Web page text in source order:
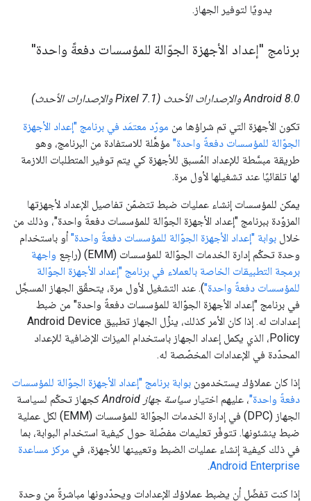
يدويًا لتوفير الجهاز.
برنامج "إعداد الأجهزة الجوّالة للمؤسسات دفعةً واحدة"
Android 8.0 والإصدارات الأحدث (Pixel 7.1 والإصدارات الأحدث)
تكون الأجهزة التي تم شراؤها من مورّد معتمَد في برنامج "إعداد الأجهزة
الجوّالة للمؤسسات دفعةً واحدة" مؤهَّلة للاستفادة من البرنامج، وهو
طريقة مبسَّطة للإعداد المُسبق للأجهزة كي يتم توفير المتطلبات اللازمة
لها تلقائيًا عند تشغيلها لأول مرة.
يمكن للمؤسسات إنشاء عمليات ضبط تتضمّن تفاصيل الإعداد لأجهزتها
المزوّدة ببرنامج "إعداد الأجهزة الجوّالة للمؤسسات دفعةً واحدة"، وذلك من
خلال بوابة "إعداد الأجهزة الجوّالة للمؤسسات دفعةً واحدة"أو باستخدام
وحدة تحكّم إدارة الخدمات الجوّالة للمؤسسات (EMM) (راجِع
واجهة
برمجة التطبيقات الخاصة بالعملاء في برنامج "إعداد الأجهزة الجوّالة
للمؤسسات دفعةً واحدة"). عند التشغيل لأول مرة، يتحقّق الجهاز المسجَّل
في برنامج "إعداد الأجهزة الجوّالة للمؤسسات دفعةً واحدة" من ضبط
إعدادات له. إذا كان الأمر كذلك، ينزِّل الجهاز تطبيق Android Device
Policy، الذي يكمل إعداد الجهاز باستخدام الميزات الإضافية للإعداد
المحدّدة في الإعدادات المخصّصة له.
إذا كان عملاؤك يستخدمون بوابة برنامج "إعداد الأجهزة الجوّالة للمؤسسات
دفعةً واحدة"، عليهم اختيار سياسة جهاز Android
كجهاز تحكّم لسياسة
الجهاز (DPC) في إدارة الخدمات الجوّالة للمؤسسات (EMM) لكل عملية
ضبط ينشئونها. تتوفّر تعليمات مفصّلة حول كيفية استخدام البوابة، بما
في ذلك كيفية إنشاء عمليات الضبط وتعيينها للأجهزة، في مركز مساعدة
Android Enterprise
.
إذا كنت تفضّل أن يضبط عملاؤك الإعدادات ويحدّدونها مباشرةً من وحدة